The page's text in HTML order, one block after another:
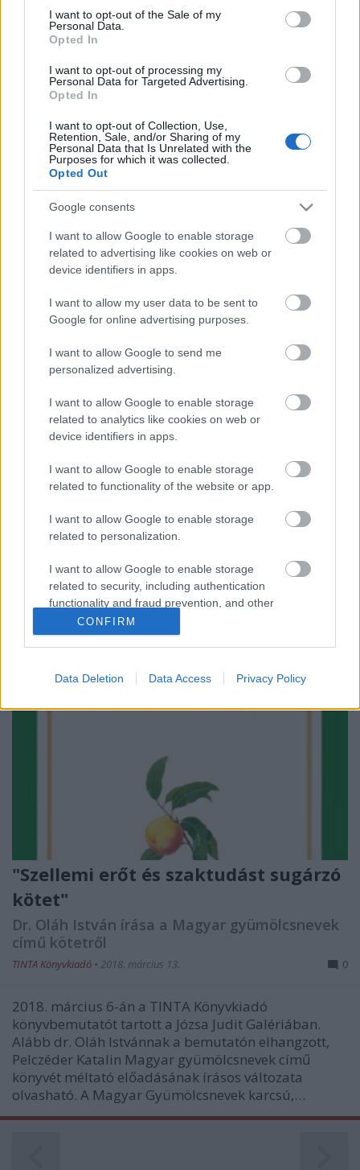
consent section.
I want to opt-out of the Sale of my
Personal Data.
Opted In
I want to opt-out of processing my
Personal Data for Targeted Advertising.
Opted In
I want to opt-out of Collection, Use,
Retention, Sale, and/or Sharing of my
Personal Data that Is Unrelated with the
Purposes for which it was collected.
Opted Out
Google consents
I want to allow Google to enable storage
related to advertising like cookies on web or
device identifiers in apps.
I want to allow my user data to be sent to
Google for online advertising purposes.
I want to allow Google to send me
personalized advertising.
I want to allow Google to enable storage
related to analytics like cookies on web or
device identifiers in apps.
I want to allow Google to enable storage
related to functionality of the website or app.
I want to allow Google to enable storage
related to personalization.
I want to allow Google to enable storage
related to security, including authentication
functionality and fraud prevention, and other
user protection.
CONFIRM
Data Deletion Data Access Privacy Policy
Jonatán
írásai VII.
TINTA Könyvkiadó•
Az alábbi írás eredeti megjelenési helye: Magyar
Nyelvőr 92. évf. 1968., 107–108. oldal. A hazánkban
legismertebb almafajta meghonosodásának, neve
közismertté válásának hosszú története van. Ezt a
tetszetős piros színű, jó ízű, bőven termő és könnyen
szállítható almafajtát először az Egyesült…
Hipnotikus hatása van a szónak - a
TINTA Könyvkiadó könyvbemutatója
TINTA Könyvkiadó 2018. október 30.
"Szellemi erőt és szaktudást sugárzó
kötet"
Dr. Oláh István írása a Magyar gyümölcsnevek
című kötetről
TINTA Könyvkiadó • 2018. március 13. 0
2018. március 6-án a TINTA Könyvkiadó
könyvbemutatót tartott a Józsa Judit Galériában.
Alább dr. Oláh Istvánnak a bemutatón elhangzott,
Pelczéder Katalin Magyar gyümölcsnevek című
könyvét méltató előadásának írásos változata
olvasható. A Magyar Gyümölcsnevek karcsú,…